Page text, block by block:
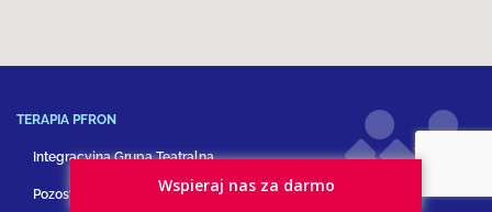
TERAPIA PFRON
Integracyjna Grupa Teatralna
Pozostałe formy terapiiWspieraj nas za darmo